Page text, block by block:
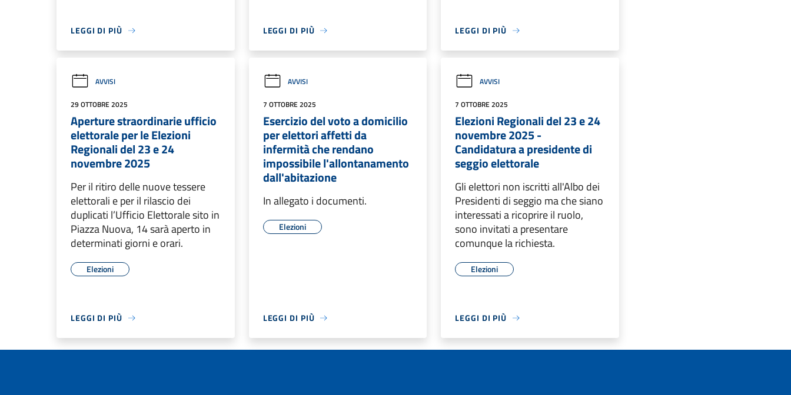
LEGGI DI PIÙ LEGGI DI PIÙ LEGGI DI PIÙ
AVVISI
29 OTTOBRE 2025
Aperture straordinarie ufficio
elettorale per le Elezioni
Regionali del 23 e 24
novembre 2025
Per il ritiro delle nuove tessere
elettorali e per il rilascio dei
duplicati l’Ufficio Elettorale sito in
Piazza Nuova, 14 sarà aperto in
determinati giorni e orari.
Elezioni
LEGGI DI PIÙ
AVVISI
7 OTTOBRE 2025
Esercizio del voto a domicilio
per elettori affetti da
infermità che rendano
impossibile l'allontanamento
dall'abitazione
In allegato i documenti.
Elezioni
LEGGI DI PIÙ
AVVISI
7 OTTOBRE 2025
Elezioni Regionali del 23 e 24
novembre 2025 -
Candidatura a presidente di
seggio elettorale
Gli elettori non iscritti all'Albo dei
Presidenti di seggio ma che siano
interessati a ricoprire il ruolo,
sono invitati a presentare
comunque la richiesta.
Elezioni
LEGGI DI PIÙ